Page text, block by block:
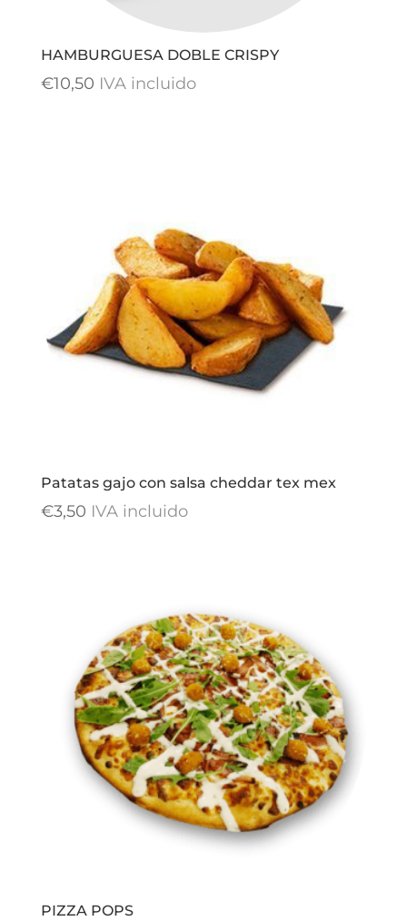
HAMBURGUESA DOBLE CRISPY
€10,50 IVA incluido
Patatas gajo con salsa cheddar tex mex
€3,50 IVA incluido
PIZZA POPS